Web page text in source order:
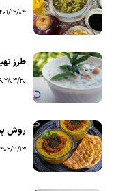
12/04
طرز
03/20
روش
11/13